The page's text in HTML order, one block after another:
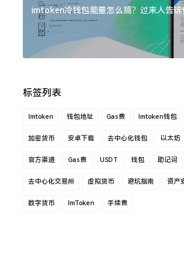
imtoken冷钱包能量怎么搞？过来人告诉
标签列表
Imtoken 钱包地址 Gas费 Imtoken钱包
加密货币 安卓下载 去中心化钱包 以太坊
官方渠道 Gas费 USDT 钱包 助记词
去中心化交易所 虚拟货币 避坑指南 资产
数字货币 ImToken 手续费